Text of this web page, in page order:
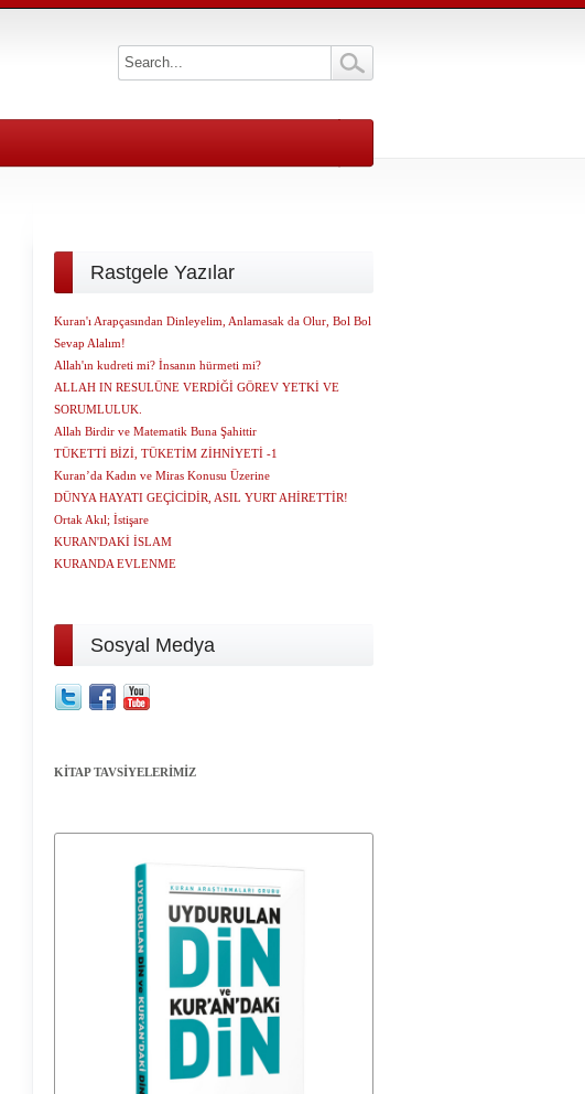
Rastgele Yazılar
Kuran'ı Arapçasından Dinleyelim, Anlamasak da Olur, Bol Bol
Sevap Alalım!
Allah'ın kudreti mi? İnsanın hürmeti mi?
ALLAH IN RESULÜNE VERDİĞİ GÖREV YETKİ VE
SORUMLULUK.
Allah Birdir ve Matematik Buna Şahittir
TÜKETTİ BİZİ, TÜKETİM ZİHNİYETİ -1
Kuran’da Kadın ve Miras Konusu Üzerine
DÜNYA HAYATI GEÇİCİDİR, ASIL YURT AHİRETTİR!
Ortak Akıl; İstişare
KURAN'DAKİ İSLAM
KURANDA EVLENME
Sosyal Medya
KİTAP TAVSİYELERİMİZ